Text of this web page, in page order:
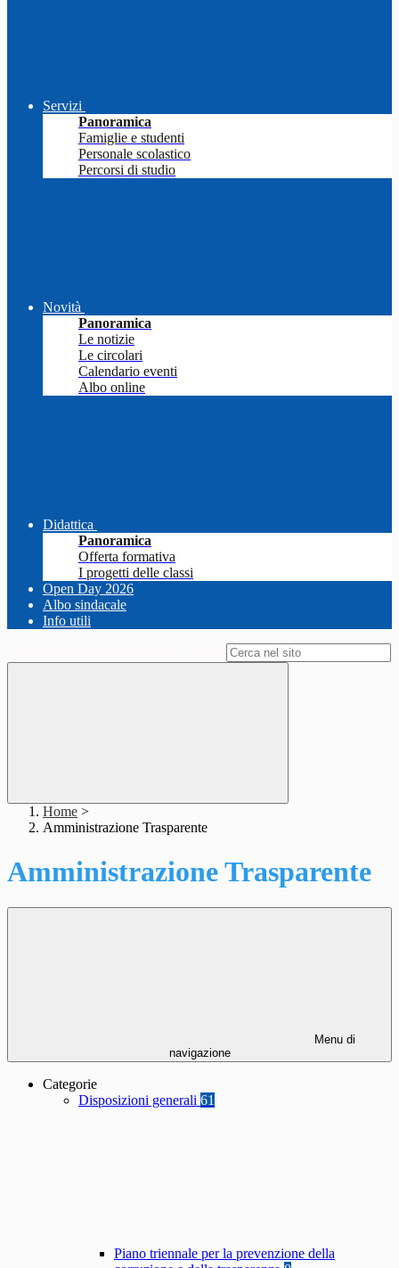
Servizi
Panoramica
Famiglie e studenti
Personale scolastico
Percorsi di studio
Novità
Panoramica
Le notizie
Le circolari
Calendario eventi
Albo online
Didattica
Panoramica
Offerta formativa
I progetti delle classi
Open Day 2026
Albo sindacale
Info utili
Home >
Amministrazione Trasparente
Amministrazione Trasparente
Menu di
navigazione
Categorie
Disposizioni generali 61
Piano triennale per la prevenzione della